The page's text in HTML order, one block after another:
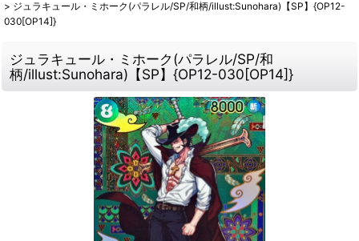
> ジュラキュール・ミホーク(パラレル/SP/和柄/illust:Sunohara)【SP】{OP12-
030[OP14]}
ジュラキュール・ミホーク(パラレル/SP/和
柄/illust:Sunohara)【SP】{OP12-030[OP14]}